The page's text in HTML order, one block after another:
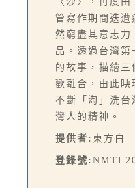
管寫作期間迭遭
然窮盡其意志力
品。透過台灣第
的故事，描繪三
歡離合，由此映
不斷「淘」洗台
灣人的精神。
提供者: 東方白
登錄號: